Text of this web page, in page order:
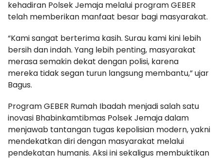
kehadiran Polsek Jemaja melalui program GEBER
telah memberikan manfaat besar bagi masyarakat.
“Kami sangat berterima kasih. Surau kami kini lebih
bersih dan indah. Yang lebih penting, masyarakat
merasa semakin dekat dengan polisi, karena
mereka tidak segan turun langsung membantu,” ujar
Bagus.
Program GEBER Rumah Ibadah menjadi salah satu
inovasi Bhabinkamtibmas Polsek Jemaja dalam
menjawab tantangan tugas kepolisian modern, yakni
mendekatkan diri dengan masyarakat melalui
pendekatan humanis. Aksi ini sekaligus membuktikan